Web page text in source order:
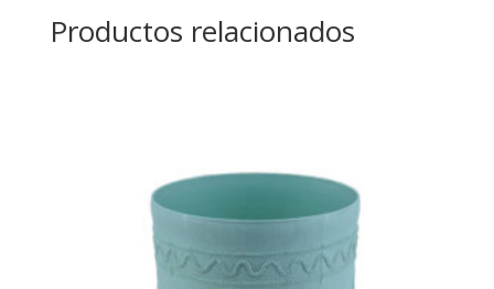
Productos relacionados